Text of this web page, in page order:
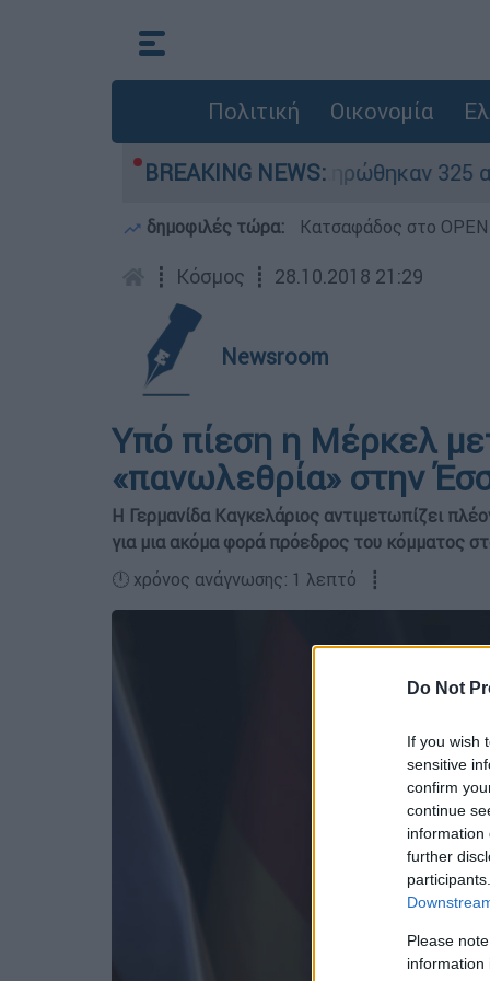
Do Not
If you wish
sensitive
confirm
continue
information
further
Please
information
Πολιτική Οικονομία
BREAKING NEWS:
«κόκκινα» - Ολοκληρώθηκαν 325
δημοφιλές τώρα: Κατσαφάδος στο
┋ Κόσμος ┋ 28.10.2018 21:29
Newsroom
Υπό πίεση η Μέρκελ
«πανωλεθρία» στην
Η Γερμανίδα Καγκελάριος αντιμετωπίζει
για μια ακόμα φορά πρόεδρος του κόμματος
🕛 χρόνος ανάγνωσης: 1 λεπτό ┋